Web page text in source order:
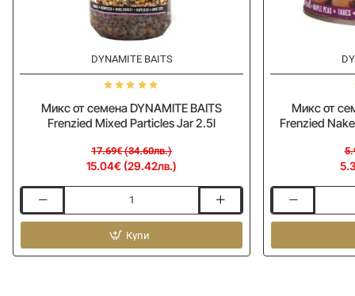
DYNAMITE BAITS
Микс от семена DYNAMITE BAITS
Frenzied Mixed Particles Jar 2.5l
15.04€ (29.42лв.)
17.69€ (34.60лв.)
от
DYNAMITE
Купи
Микс от
Frenzied
от
DYNAMITE